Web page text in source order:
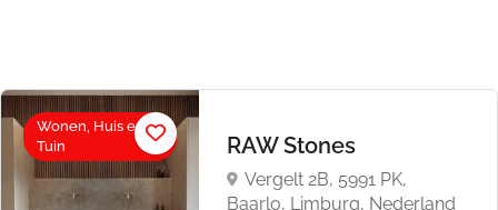
Wonen, Huis en
Tuin
RAW Stones
Vergelt 2B, 5991 PK,
Baarlo, Limburg, Nederland